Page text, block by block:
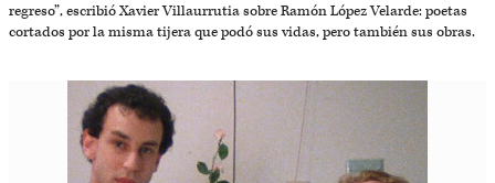
regreso”, escribió Xavier Villaurrutia sobre Ramón López Velarde: poetas
cortados por la misma tijera que podó sus vidas, pero también sus obras.